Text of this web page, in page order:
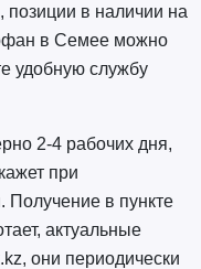
позиции в наличии на
в Семее можно
удобную службу
2-4 рабочих дня,
при
в пункте
актуальные
они периодически